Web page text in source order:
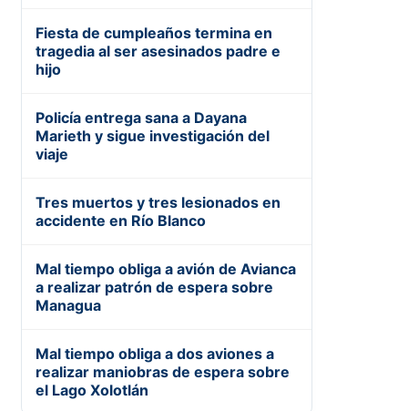
Fiesta de cumpleaños termina en
tragedia al ser asesinados padre e
hijo
Policía entrega sana a Dayana
Marieth y sigue investigación del
viaje
Tres muertos y tres lesionados en
accidente en Río Blanco
Mal tiempo obliga a avión de Avianca
a realizar patrón de espera sobre
Managua
Mal tiempo obliga a dos aviones a
realizar maniobras de espera sobre
el Lago Xolotlán